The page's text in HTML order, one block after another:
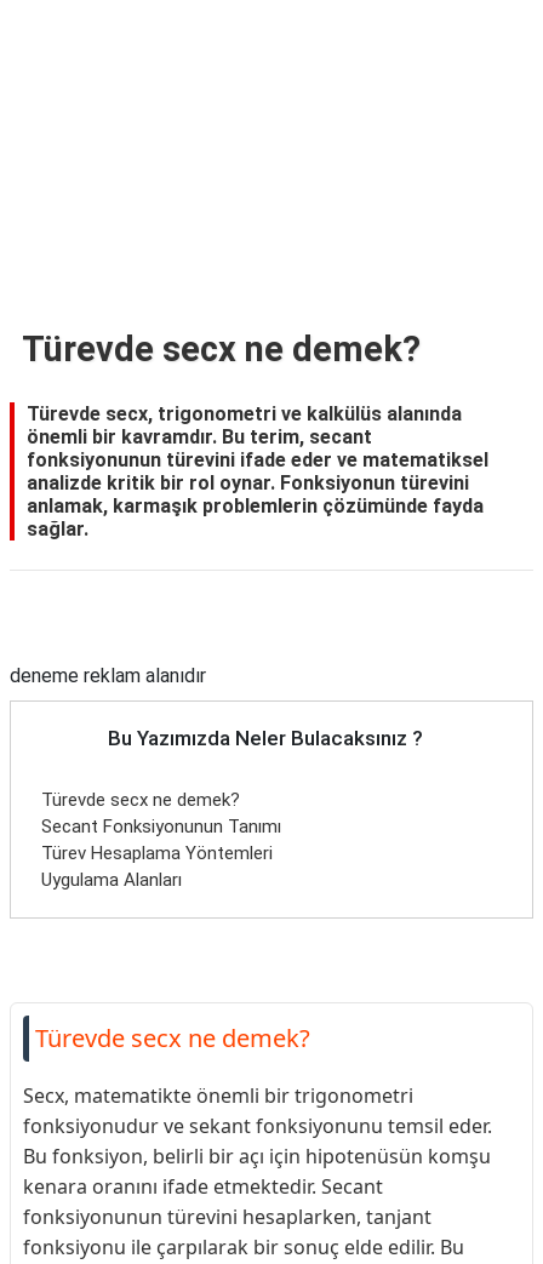
Türevde secx ne demek?
Türevde secx, trigonometri ve kalkülüs alanında
önemli bir kavramdır. Bu terim, secant
fonksiyonunun türevini ifade eder ve matematiksel
analizde kritik bir rol oynar. Fonksiyonun türevini
anlamak, karmaşık problemlerin çözümünde fayda
sağlar.
deneme reklam alanıdır
Bu Yazımızda Neler Bulacaksınız ?
Türevde secx ne demek?
Secant Fonksiyonunun Tanımı
Türev Hesaplama Yöntemleri
Uygulama Alanları
Türevde secx ne demek?
Secx, matematikte önemli bir trigonometri
fonksiyonudur ve sekant fonksiyonunu temsil eder.
Bu fonksiyon, belirli bir açı için hipotenüsün komşu
kenara oranını ifade etmektedir. Secant
fonksiyonunun türevini hesaplarken, tanjant
fonksiyonu ile çarpılarak bir sonuç elde edilir. Bu